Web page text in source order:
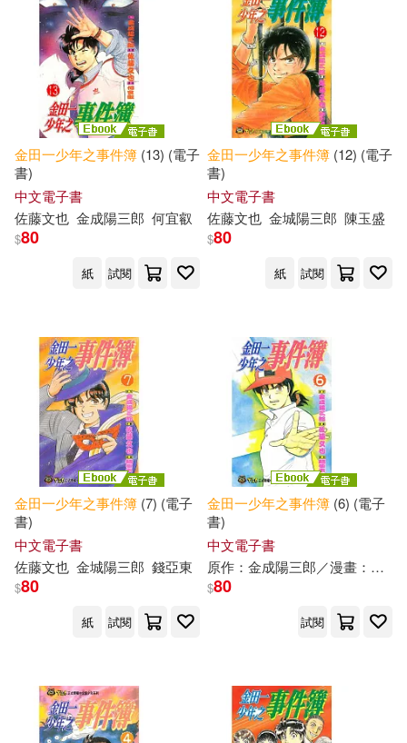
金田一少年之事件簿 (13) (電子
書)
中文電子書
佐藤文也 金成陽三郎 何宜叡
$80
紙 試閱
金田一少年之事件簿 (12) (電子
書)
中文電子書
佐藤文也 金城陽三郎 陳玉盛
$80
紙 試閱
金田一少年之事件簿 (7) (電子
書)
中文電子書
佐藤文也 金城陽三郎 錢亞東
$80
紙 試閱
金田一少年之事件簿 (6) (電子
書)
中文電子書
原作：金成陽三郎／漫畫：佐藤文也
$80
試閱